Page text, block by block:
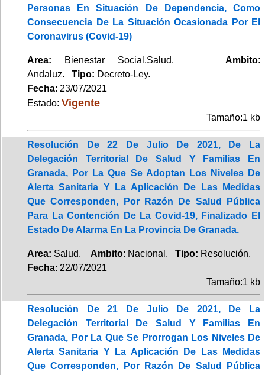
Personas En Situación De Dependencia, Como
Consecuencia De La Situación Ocasionada Por El
Coronavirus (Covid-19)
Area: Bienestar Social,Salud. Ambito:
Andaluz. Tipo: Decreto-Ley.
Fecha: 23/07/2021
Estado: Vigente
Tamaño:1 kb
Resolución De 22 De Julio De 2021, De La
Delegación Territorial De Salud Y Familias En
Granada, Por La Que Se Adoptan Los Niveles De
Alerta Sanitaria Y La Aplicación De Las Medidas
Que Corresponden, Por Razón De Salud Pública
Para La Contención De La Covid-19, Finalizado El
Estado De Alarma En La Provincia De Granada.
Area: Salud. Ambito: Nacional. Tipo: Resolución.
Fecha: 22/07/2021
Tamaño:1 kb
Resolución De 21 De Julio De 2021, De La
Delegación Territorial De Salud Y Familias En
Granada, Por La Que Se Prorrogan Los Niveles De
Alerta Sanitaria Y La Aplicación De Las Medidas
Que Corresponden, Por Razón De Salud Pública